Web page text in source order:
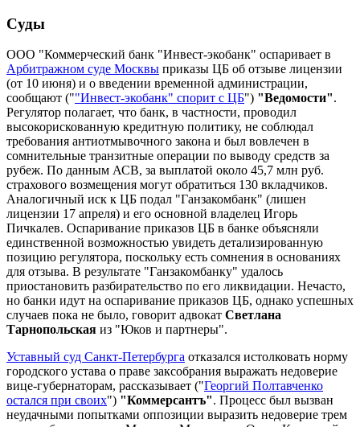
Суды
ООО "Коммерческий банк "Инвест-экобанк" оспаривает в
Арбитражном суде Москвы приказы ЦБ об отзыве лицензии
(от 10 июня) и о введении временной администрации,
сообщают (""Инвест-экобанк" спорит с ЦБ") "Ведомости".
Регулятор полагает, что банк, в частности, проводил
высокорискованную кредитную политику, не соблюдал
требования антиотмывочного закона и был вовлечен в
сомнительные транзитные операции по выводу средств за
рубеж. По данным АСВ, за выплатой около 45,7 млн руб.
страхового возмещения могут обратиться 130 вкладчиков.
Аналогичный иск к ЦБ подал "Ганзакомбанк" (лишен
лицензии 17 апреля) и его основной владелец Игорь
Пичкалев. Оспаривание приказов ЦБ в банке объясняли
единственной возможностью увидеть детализированную
позицию регулятора, поскольку есть сомнения в основаниях
для отзыва. В результате "Ганзакомбанку" удалось
приостановить разбирательство по его ликвидации. Нечасто,
но банки идут на оспаривание приказов ЦБ, однако успешных
случаев пока не было, говорит адвокат Светлана
Тарнопольская из "Юков и партнеры".
Уставный суд Санкт-Петербурга отказался истолковать норму
городского устава о праве заксобрания выражать недоверие
вице-губернаторам, рассказывает ("Георгий Полтавченко
остался при своих") "Коммерсантъ". Процесс был вызван
неудачными попытками оппозиции выразить недоверие трем